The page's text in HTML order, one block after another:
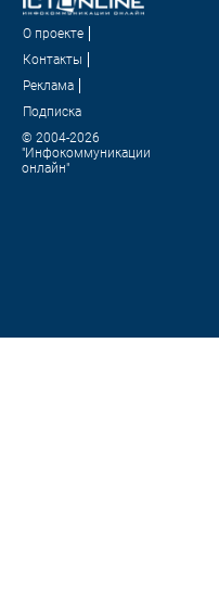
О проекте
Контакты
Реклама
Подписка
© 2004-2026
"Инфокоммуникации
онлайн"